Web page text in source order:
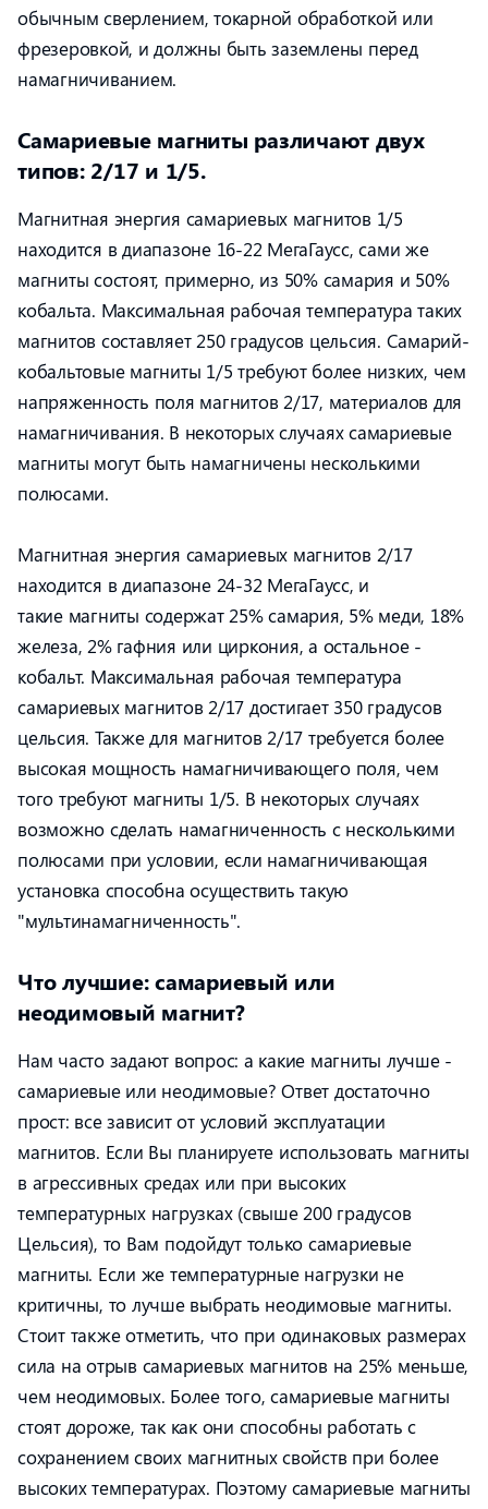
обычным сверлением, токарной обработкой или
фрезеровкой, и должны быть заземлены перед
намагничиванием.
Самариевые магниты различают двух
типов: 2/17 и 1/5.
Магнитная энергия самариевых магнитов 1/5
находится в диапазоне 16-22 МегаГаусс, сами же
магниты состоят, примерно, из 50% самария и 50%
кобальта. Максимальная рабочая температура таких
магнитов составляет 250 градусов цельсия. Самарий-
кобальтовые магниты 1/5 требуют более низких, чем
напряженность поля магнитов 2/17, материалов для
намагничивания. В некоторых случаях самариевые
магниты могут быть намагничены несколькими
полюсами.
Магнитная энергия самариевых магнитов 2/17
находится в диапазоне 24-32 МегаГаусс, и
такие магниты содержат 25% самария, 5% меди, 18%
железа, 2% гафния или циркония, а остальное -
кобальт. Максимальная рабочая температура
самариевых магнитов 2/17 достигает 350 градусов
цельсия. Также для магнитов 2/17 требуется более
высокая мощность намагничивающего поля, чем
того требуют магниты 1/5. В некоторых случаях
возможно сделать намагниченность с несколькими
полюсами при условии, если намагничивающая
установка способна осуществить такую
"мультинамагниченность".
Что лучшие: самариевый или
неодимовый магнит?
Нам часто задают вопрос: а какие магниты лучше -
самариевые или неодимовые? Ответ достаточно
прост: все зависит от условий эксплуатации
магнитов. Если Вы планируете использовать магниты
в агрессивных средах или при высоких
температурных нагрузках (свыше 200 градусов
Цельсия), то Вам подойдут только самариевые
магниты. Если же температурные нагрузки не
критичны, то лучше выбрать неодимовые магниты.
Стоит также отметить, что при одинаковых размерах
сила на отрыв самариевых магнитов на 25% меньше,
чем неодимовых. Более того, самариевые магниты
стоят дороже, так как они способны работать с
сохранением своих магнитных свойств при более
высоких температурах. Поэтому самариевые магниты